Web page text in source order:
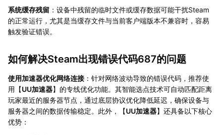
系统缓存残留 ：设备中残留的临时文件或缓存数据可能干扰Steam
的正常运行，尤其是当缓存文件与当前客户端版本不兼容时，容易
触发验证错误。
如何解决Steam出现错误代码687的问题
使用加速器优化网络连接 ：针对网络波动导致的错误代码，推荐使
用【UU加速器】的专线优化功能。其智能选点技术可自动匹配距离
玩家最近的服务器节点，通过底层协议优化降低延迟，确保设备与
服务器之间的数据传输稳定。此外，【UU加速器】还具备以下核心
优势：